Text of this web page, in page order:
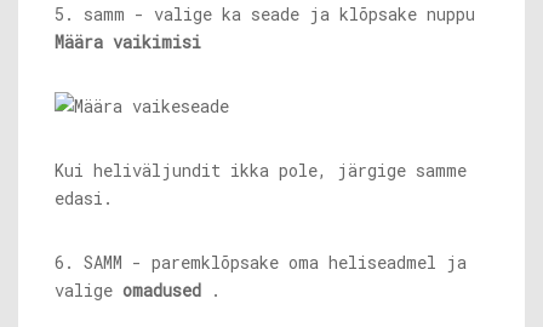
5. samm - valige ka seade ja klõpsake nuppu
Määra vaikimisi
Kui heliväljundit ikka pole, järgige samme
edasi.
6. SAMM - paremklõpsake oma heliseadmel ja
valige omadused .